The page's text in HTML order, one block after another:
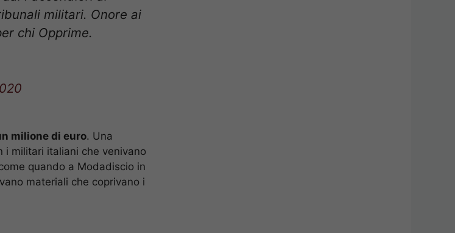
militari. Onore ai
chi Opprime.
milione di euro
. Una
militari italiani che venivano
come quando a Modadiscio in
materiali che coprivano i